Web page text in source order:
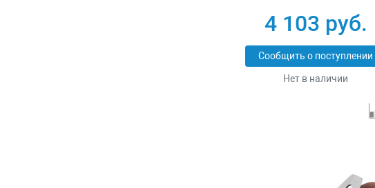
4 103 руб.
Сообщить о поступлении
Нет в наличии